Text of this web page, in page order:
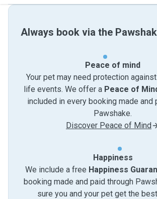
Always book via the
Peace of mind
Your pet may need protection
life events. We offer a Peace of
included in every booking made and
Pawshake.
Discover Peace of Mind
Happiness
We include a free Happiness
booking made and paid through
sure you and your pet get the